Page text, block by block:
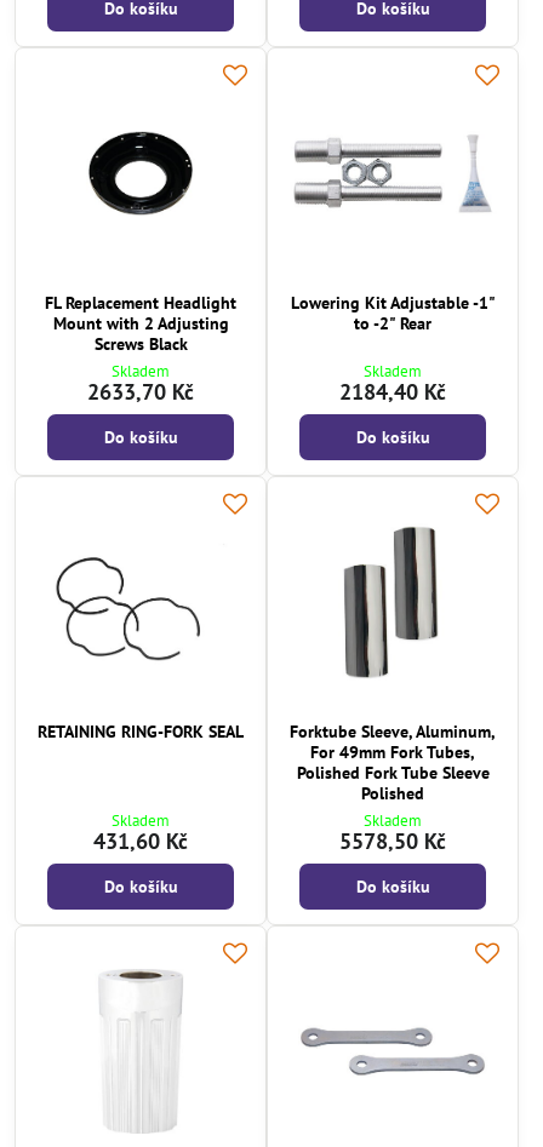
Do košíku Do košíku
FL Replacement Headlight
Mount with 2 Adjusting
Screws Black
Skladem
2633,70 Kč
Do košíku
Lowering Kit Adjustable -1"
to -2" Rear
Skladem
2184,40 Kč
Do košíku
RETAINING RING-FORK SEAL
Skladem
431,60 Kč
Do košíku
Forktube Sleeve, Aluminum,
For 49mm Fork Tubes,
Polished Fork Tube Sleeve
Polished
Skladem
5578,50 Kč
Do košíku